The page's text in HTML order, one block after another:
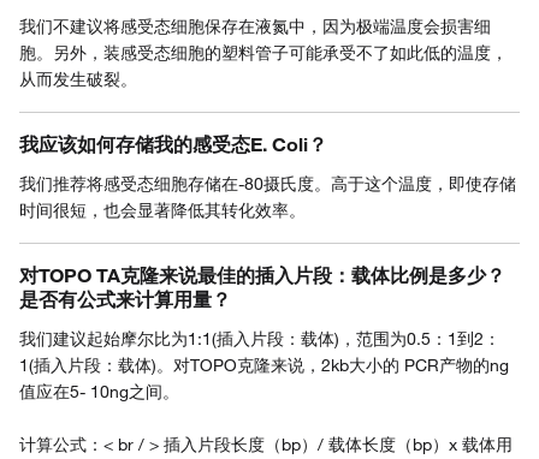
我们不建议将感受态细胞保存在液氮中，因为极端温度会损害细
胞。另外，装感受态细胞的塑料管子可能承受不了如此低的温度，
从而发生破裂。
我应该如何存储我的感受态E. Coli？
我们推荐将感受态细胞存储在-80摄氏度。高于这个温度，即使存储
时间很短，也会显著降低其转化效率。
对TOPO TA克隆来说最佳的插入片段：载体比例是多少？
是否有公式来计算用量？
我们建议起始摩尔比为1:1(插入片段：载体)，范围为0.5：1到2：
1(插入片段：载体)。对TOPO克隆来说，2kb大小的 PCR产物的ng
值应在5- 10ng之间。
计算公式：< br / > 插入片段长度（bp）/ 载体长度（bp）x 载体用